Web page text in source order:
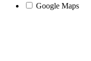
Google Maps